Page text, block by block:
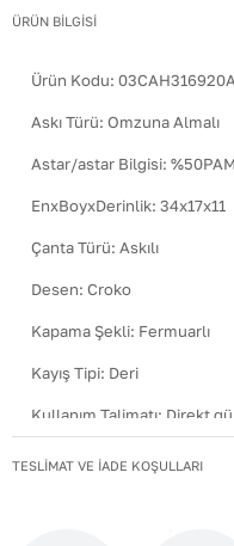
ÜRÜN BİLGİSİ
Ürün Kodu:
Askı Türü: Omzuna Almalı
Astar/astar Bilgisi:
EnxBoyxDerinlik: 34x17x11
Çanta Türü: Askılı
Desen: Croko
Kapama Şekli: Fermuarlı
Kayış Tipi: Deri
Kullanım Talimatı: Direkt
uzak tutun.
Hakiki Deri
TESLİMAT VE İADE KOŞULLARI